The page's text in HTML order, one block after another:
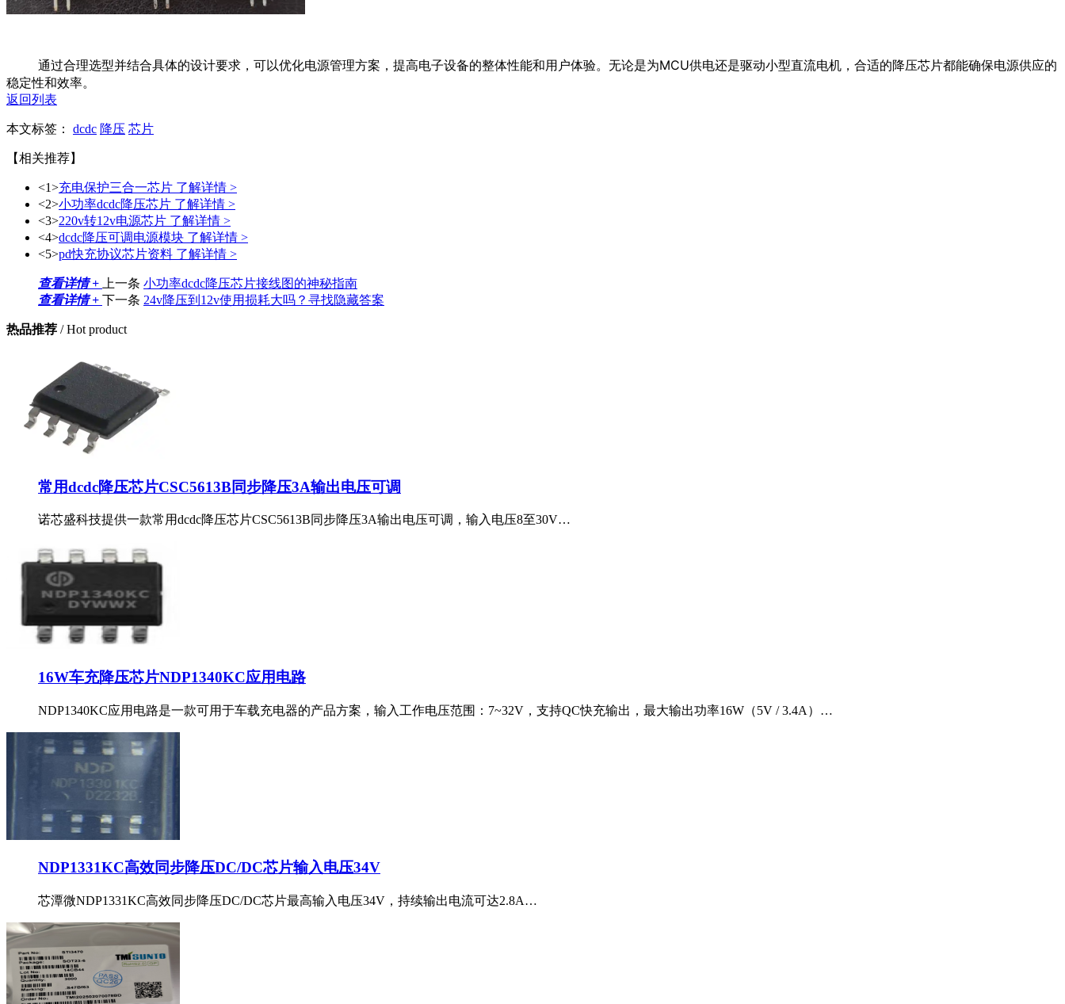
通过合理选型并结合具体的设计要求，可以优化电源管理方案，提高电子设备的整体性能和用户体验。无论是为MCU供电还是驱动小型直流电机，合适的降压芯片都能确保电源供应的
稳定性和效率。
返回列表
本文标签： dcdc 降压 芯片
【相关推荐】
<1>充电保护三合一芯片 了解详情 >
<2>小功率dcdc降压芯片 了解详情 >
<3>220v转12v电源芯片 了解详情 >
<4>dcdc降压可调电源模块 了解详情 >
<5>pd快充协议芯片资料 了解详情 >
查看详情 + 上一条 小功率dcdc降压芯片接线图的神秘指南
查看详情 + 下一条 24v降压到12v使用损耗大吗？寻找隐藏答案
热品推荐 / Hot product
常用dcdc降压芯片CSC5613B同步降压3A输出电压可调
诺芯盛科技提供一款常用dcdc降压芯片CSC5613B同步降压3A输出电压可调，输入电压8至30V…
16W车充降压芯片NDP1340KC应用电路
NDP1340KC应用电路是一款可用于车载充电器的产品方案，输入工作电压范围：7~32V，支持QC快充输出，最大输出功率16W（5V / 3.4A）…
NDP1331KC高效同步降压DC/DC芯片输入电压34V
芯潭微NDP1331KC高效同步降压DC/DC芯片最高输入电压34V，持续输出电流可达2.8A…